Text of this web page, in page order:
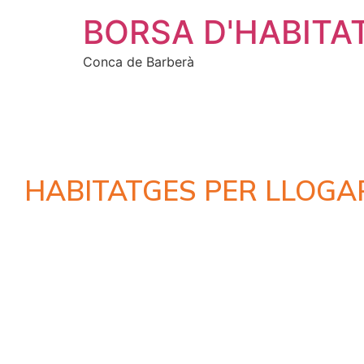
BORSA
Conca de Barberà
HABITATGES PER